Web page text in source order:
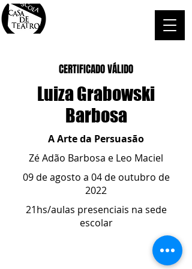
CERTIFICADO VÁLIDO
Luiza Grabowski
Barbosa
A Arte da Persuasão
Zé Adão Barbosa e Leo Maciel
09 de agosto a 04 de outubro de
2022
21hs/aulas presenciais na sede
escolar
ESCOLA CASA DE TEATRO